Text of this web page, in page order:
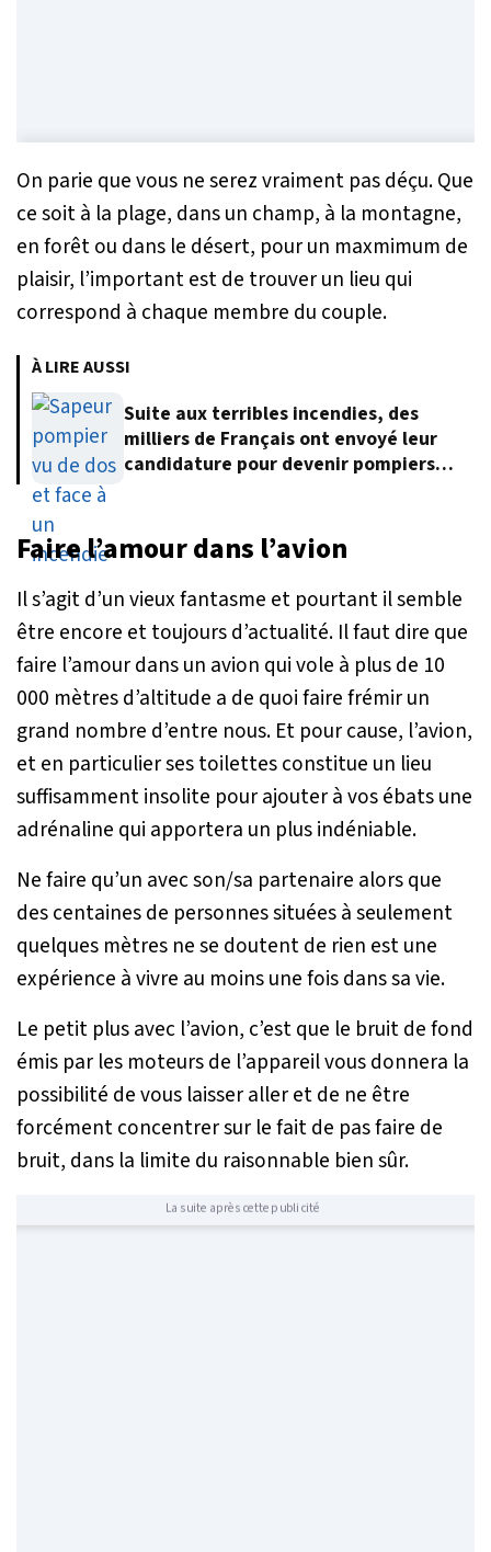
On parie que vous ne serez vraiment pas déçu. Que
ce soit à la plage, dans un champ, à la montagne,
en forêt ou dans le désert, pour un maxmimum de
plaisir, l’important est de trouver un lieu qui
correspond à chaque membre du couple.
À LIRE AUSSI
Suite aux terribles incendies, des
milliers de Français ont envoyé leur
candidature pour devenir pompiers
Faire l’amour dans l’avion
Il s’agit d’un vieux fantasme et pourtant il semble
être encore et toujours d’actualité. Il faut dire que
faire l’amour dans un avion qui vole à plus de 10
000 mètres d’altitude a de quoi faire frémir un
grand nombre d’entre nous. Et pour cause, l’avion,
et en particulier ses toilettes constitue un lieu
suffisamment insolite pour ajouter à vos ébats une
adrénaline qui apportera un plus indéniable.
Ne faire qu’un avec son/sa partenaire alors que
des centaines de personnes situées à seulement
quelques mètres ne se doutent de rien est une
expérience à vivre au moins une fois dans sa vie.
Le petit plus avec l’avion, c’est que le bruit de fond
émis par les moteurs de l’appareil vous donnera la
possibilité de vous laisser aller et de ne être
forcément concentrer sur le fait de pas faire de
bruit, dans la limite du raisonnable bien sûr.
La suite après cette publicité